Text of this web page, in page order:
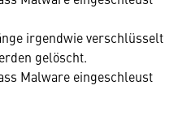
irgendwie verschlüsselt
gelöscht.
Malware eingeschleust